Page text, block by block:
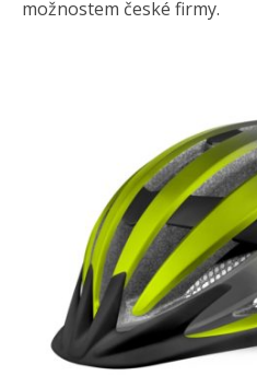
možnostem české firmy.